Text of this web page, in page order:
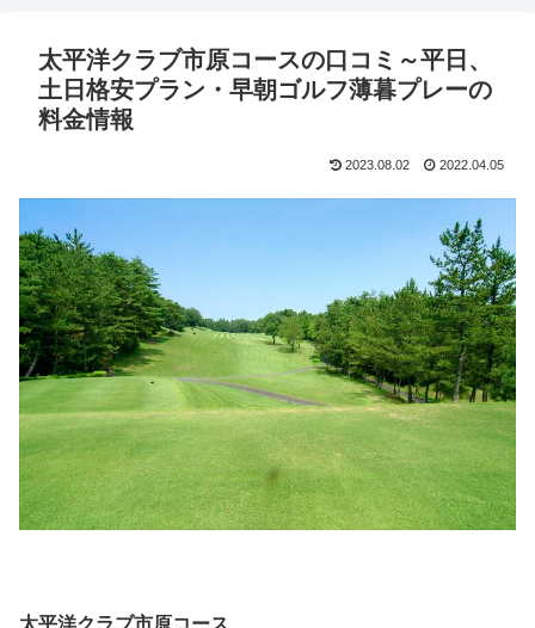
太平洋クラブ市原コースの口コミ～平日、
土日格安プラン・早朝ゴルフ薄暮プレーの
料金情報
2023.08.02 2022.04.05
太平洋クラブ市原コース